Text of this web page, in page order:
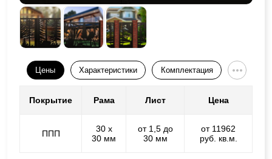
Цены Характеристики Комплектация
Покрытие Рама Лист Цена
ППП
30 х
30 мм
от 1,5 до
30 мм
от 11962
руб. кв.м.